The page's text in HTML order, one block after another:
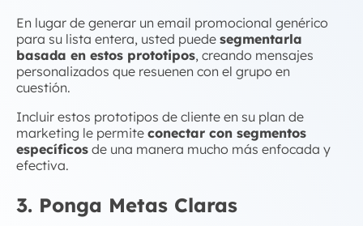
En lugar de generar un email promocional genérico
para su lista entera, usted puede segmentarla
basada en estos prototipos, creando mensajes
personalizados que resuenen con el grupo en
cuestión.
Incluir estos prototipos de cliente en su plan de
marketing le permite conectar con segmentos
específicos de una manera mucho más enfocada y
efectiva.
3. Ponga Metas Claras